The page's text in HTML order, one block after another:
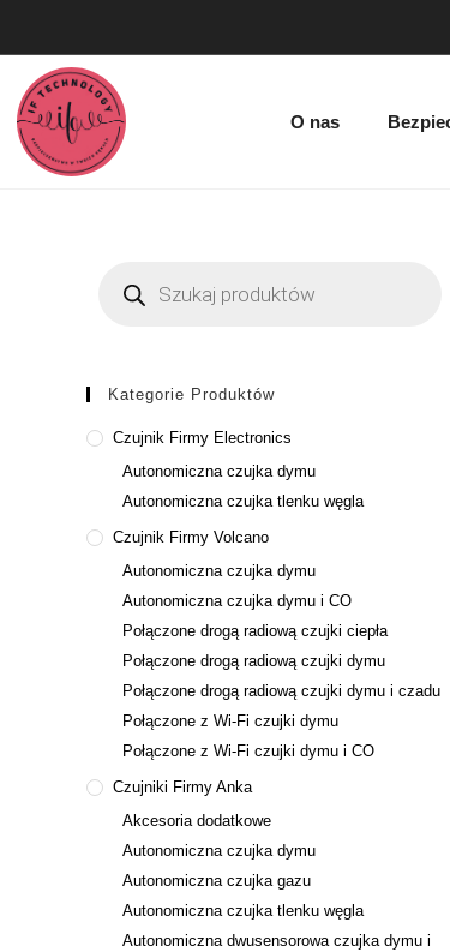
O nas
Kategorie Produktów
Czujnik Firmy Electronics
Autonomiczna czujka dymu
Autonomiczna czujka tlenku węgla
Czujnik Firmy Volcano
Autonomiczna czujka dymu
Autonomiczna czujka dymu i CO
Połączone drogą radiową czujki ciepła
Połączone drogą radiową czujki dymu
Połączone drogą radiową czujki dymu i czadu
Połączone z Wi-Fi czujki dymu
Połączone z Wi-Fi czujki dymu i CO
Czujniki Firmy Anka
Akcesoria dodatkowe
Autonomiczna czujka dymu
Autonomiczna czujka gazu
Autonomiczna czujka tlenku węgla
Autonomiczna dwusensorowa czujka dymu i